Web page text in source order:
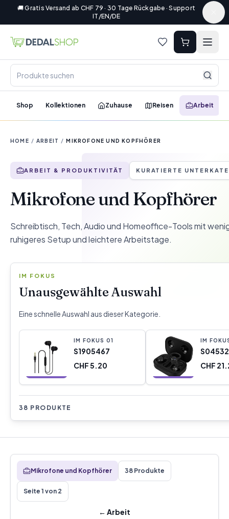
🚚 Gratis Versand ab CHF 79 · 30 Tage Rückgabe · Support
IT/EN/DE
Shop Kollektionen Zuhause Reisen Arbeit
HOME / ARBEIT / MIKROFONE UND KOPFHÖRER
ARBEIT & PRODUKTIVITÄT KURATIERTE
Mikrofone und Kopfhörer
Schreibtisch, Tech, Audio und Homeoffice-Tools mit
ruhigeres Setup und leichtere Arbeitstage.
IM FOKUS
Unausgewählte Auswahl
Eine schnelle Auswahl aus dieser Kategorie.
IM FOKUS 01
S1905467
CHF 5.20
IM
CHF
38 PRODUKTE
Mikrofone und Kopfhörer 38 Produkte
Seite 1 von 2
← Arbeit